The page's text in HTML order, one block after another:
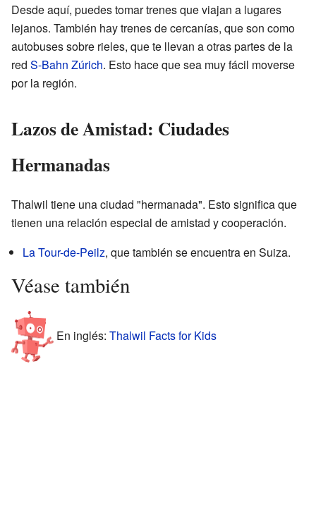
Desde aquí, puedes tomar trenes que viajan a lugares
lejanos. También hay trenes de cercanías, que son como
autobuses sobre rieles, que te llevan a otras partes de la
red S-Bahn Zúrich. Esto hace que sea muy fácil moverse
por la región.
Lazos de Amistad: Ciudades
Hermanadas
Thalwil tiene una ciudad "hermanada". Esto significa que
tienen una relación especial de amistad y cooperación.
La Tour-de-Peilz, que también se encuentra en Suiza.
Véase también
En inglés: Thalwil Facts for Kids